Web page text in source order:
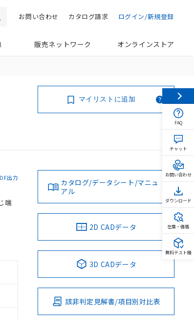
検索 ログイン/新規登録
カタログ請求
お問い合わせ
販売ネットワーク オンラインストア
マイリストに追加
出力
端
カタログ/データシート/マニュ
アル
2D CADデータ
3D CADデータ
該非判定見解書/項目別対比表
FAQ
チャット
お問い合わせ
ダウンロード
在庫・価格
無料テスト機